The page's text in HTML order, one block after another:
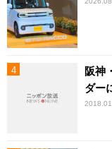
阪神
ダー